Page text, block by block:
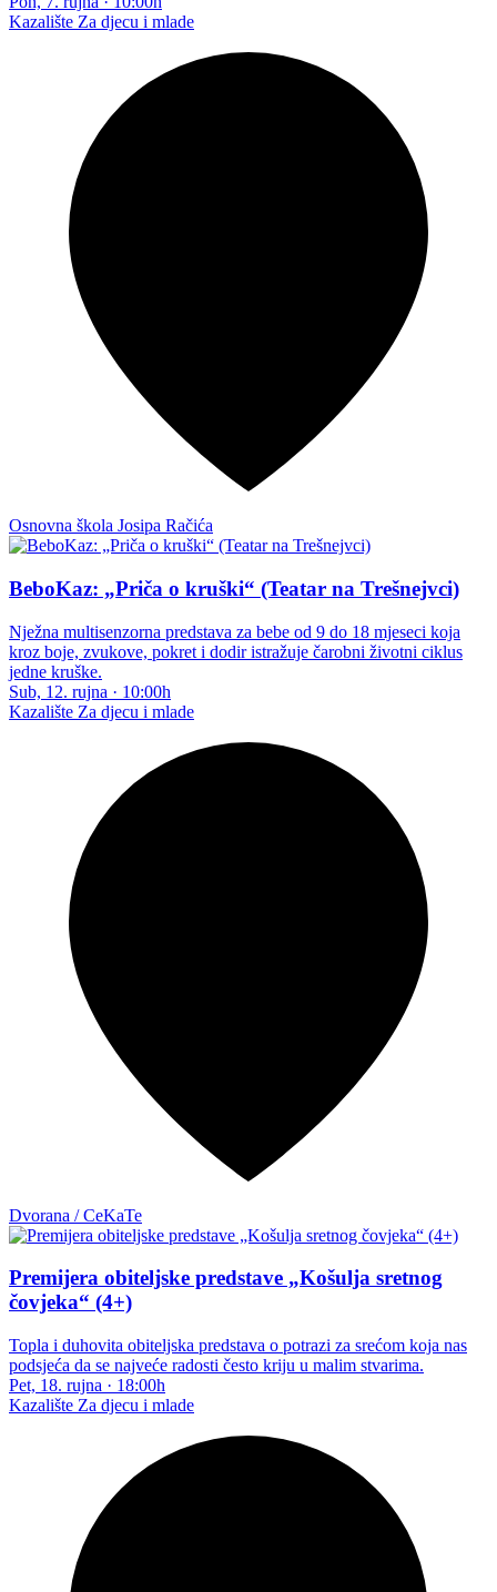
Kazalište Za djecu i mlade
Osnovna škola Josipa Račića
BeboKaz: „Priča o kruški“ (Teatar na Trešnejvci)
Nježna multisenzorna predstava za bebe od 9 do 18 mjeseci koja
kroz boje, zvukove, pokret i dodir istražuje čarobni životni ciklus
jedne kruške.
Sub, 12. rujna · 10:00h
Kazalište Za djecu i mlade
Dvorana / CeKaTe
Premijera obiteljske predstave „Košulja sretnog
čovjeka“ (4+)
Topla i duhovita obiteljska predstava o potrazi za srećom koja nas
podsjeća da se najveće radosti često kriju u malim stvarima.
Pet, 18. rujna · 18:00h
Kazalište Za djecu i mlade